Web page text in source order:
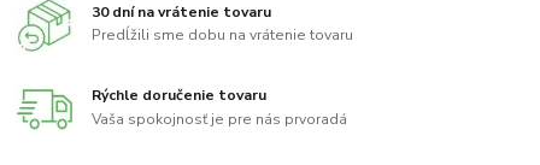
30 dní na vrátenie tovaru
Predĺžili sme dobu na vrátenie tovaru
Rýchle doručenie tovaru
Vaša spokojnosť je pre nás prvoradá